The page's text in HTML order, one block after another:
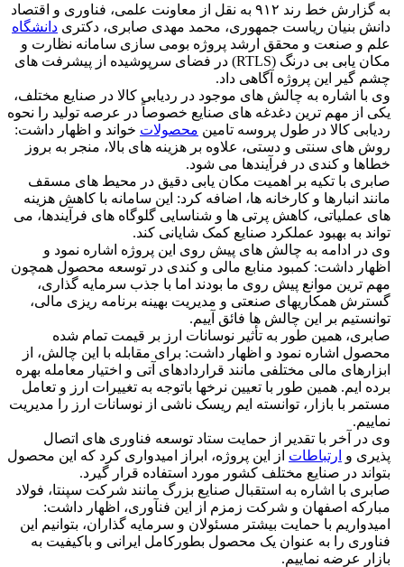
به گزارش خط رند ۹۱۲ به نقل از معاونت علمی، فناوری و اقتصاد
دانش بنیان ریاست جمهوری، محمد مهدی صابری، دکتری دانشگاه
علم و صنعت و محقق ارشد پروژه بومی سازی سامانه نظارت و
مکان یابی بی درنگ (RTLS) در فضای سرپوشیده از پیشرفت های
چشم گیر این پروژه آگاهی داد.
وی با اشاره به چالش های موجود در ردیابی کالا در صنایع مختلف،
یکی از مهم ترین دغدغه های صنایع خصوصاً در عرصه تولید را نحوه
ردیابی کالا در طول پروسه تامین محصولات خواند و اظهار داشت:
روش های سنتی و دستی، علاوه بر هزینه های بالا، منجر به بروز
خطاها و کندی در فرآیندها می شود.
صابری با تکیه بر اهمیت مکان یابی دقیق در محیط های مسقف
مانند انبارها و کارخانه ها، اضافه کرد: این سامانه با کاهش هزینه
های عملیاتی، کاهش پرتی ها و شناسایی گلوگاه های فرآیندها، می
تواند به بهبود عملکرد صنایع کمک شایانی کند.
وی در ادامه به چالش های پیش روی این پروژه اشاره نمود و
اظهار داشت: کمبود منابع مالی و کندی در توسعه محصول همچون
مهم ترین موانع پیش روی ما بودند اما با جذب سرمایه گذاری،
گسترش همکاریهای صنعتی و مدیریت بهینه برنامه ریزی مالی،
توانستیم بر این چالش ها فائق آییم.
صابری، همین طور به تأثیر نوسانات ارز بر قیمت تمام شده
محصول اشاره نمود و اظهار داشت: برای مقابله با این چالش، از
ابزارهای مالی مختلفی مانند قراردادهای آتی و اختیار معامله بهره
برده ایم. همین طور با تعیین نرخها باتوجه به تغییرات ارز و تعامل
مستمر با بازار، توانسته ایم ریسک ناشی از نوسانات ارز را مدیریت
نماییم.
وی در آخر با تقدیر از حمایت ستاد توسعه فناوری های اتصال
پذیری و ارتباطات از این پروژه، ابراز امیدواری کرد که این محصول
بتواند در صنایع مختلف کشور مورد استفاده قرار گیرد.
صابری با اشاره به استقبال صنایع بزرگ مانند شرکت سپنتا، فولاد
مبارکه اصفهان و شرکت زمزم از این فنآوری، اظهار داشت:
امیدواریم با حمایت بیشتر مسئولان و سرمایه گذاران، بتوانیم این
فناوری را به عنوان یک محصول بطورکامل ایرانی و باکیفیت به
بازار عرضه نماییم.